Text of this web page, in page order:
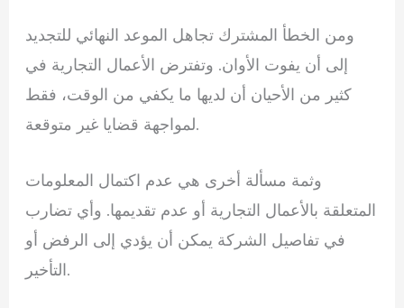
ومن الخطأ المشترك تجاهل الموعد النهائي للتجديد
إلى أن يفوت الأوان. وتفترض الأعمال التجارية في
كثير من الأحيان أن لديها ما يكفي من الوقت، فقط
لمواجهة قضايا غير متوقعة.
وثمة مسألة أخرى هي عدم اكتمال المعلومات
المتعلقة بالأعمال التجارية أو عدم تقديمها. وأي تضارب
في تفاصيل الشركة يمكن أن يؤدي إلى الرفض أو
التأخير.